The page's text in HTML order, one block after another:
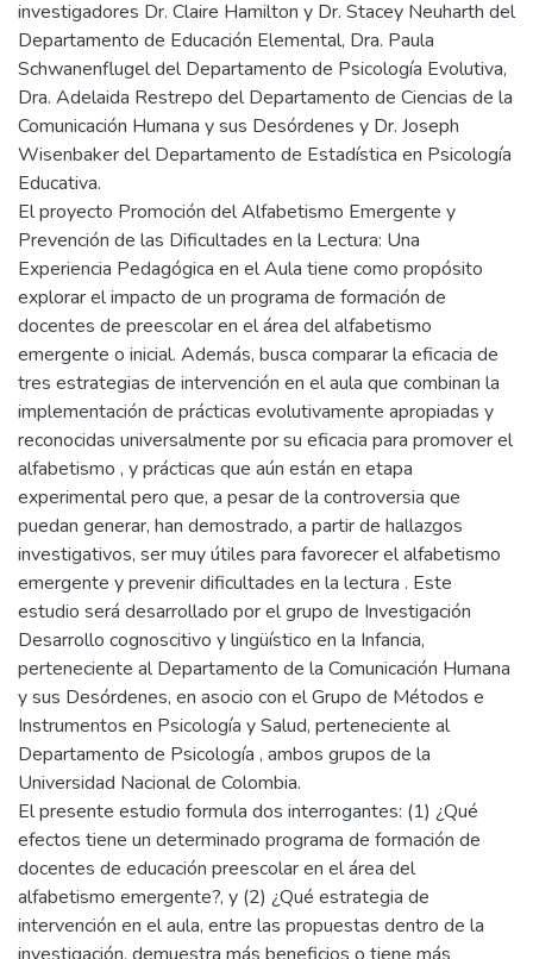
investigadores Dr. Claire Hamilton y Dr. Stacey Neuharth del
Departamento de Educación Elemental, Dra. Paula
Schwanenflugel del Departamento de Psicología Evolutiva,
Dra. Adelaida Restrepo del Departamento de Ciencias de la
Comunicación Humana y sus Desórdenes y Dr. Joseph
Wisenbaker del Departamento de Estadística en Psicología
Educativa.
El proyecto Promoción del Alfabetismo Emergente y
Prevención de las Dificultades en la Lectura: Una
Experiencia Pedagógica en el Aula tiene como propósito
explorar el impacto de un programa de formación de
docentes de preescolar en el área del alfabetismo
emergente o inicial. Además, busca comparar la eficacia de
tres estrategias de intervención en el aula que combinan la
implementación de prácticas evolutivamente apropiadas y
reconocidas universalmente por su eficacia para promover el
alfabetismo , y prácticas que aún están en etapa
experimental pero que, a pesar de la controversia que
puedan generar, han demostrado, a partir de hallazgos
investigativos, ser muy útiles para favorecer el alfabetismo
emergente y prevenir dificultades en la lectura . Este
estudio será desarrollado por el grupo de Investigación
Desarrollo cognoscitivo y lingüístico en la Infancia,
perteneciente al Departamento de la Comunicación Humana
y sus Desórdenes, en asocio con el Grupo de Métodos e
Instrumentos en Psicología y Salud, perteneciente al
Departamento de Psicología , ambos grupos de la
Universidad Nacional de Colombia.
El presente estudio formula dos interrogantes: (1) ¿Qué
efectos tiene un determinado programa de formación de
docentes de educación preescolar en el área del
alfabetismo emergente?, y (2) ¿Qué estrategia de
intervención en el aula, entre las propuestas dentro de la